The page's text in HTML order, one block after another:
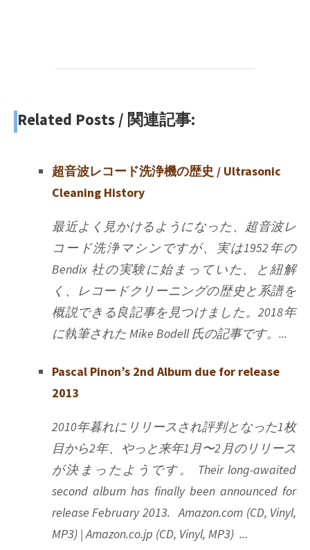
Related Posts / 関連記事:
超音波レコード洗浄機の歴史 / Ultrasonic
Cleaning History
最近よく見かけるようになった、超音波レ
コード洗浄マシンですが、実は1952年の
Bendix 社の実験に始まっていた、と紐解
く、レコードクリーニングの歴史と系譜を
概説できる良記事を見つけました。2018年
に執筆された Mike Bodell 氏の記事です。...
Pascal Pinon’s 2nd Album due for release
2013
2010年暮れにリリースされ評判となった1枚
目から2年、やっと来年1月〜2月のリリース
が決まったようです。 Their long-awaited
second album has finally been announced for
release February 2013. Amazon.com (CD, Vinyl,
MP3) | Amazon.co.jp (CD, Vinyl, MP3) ...